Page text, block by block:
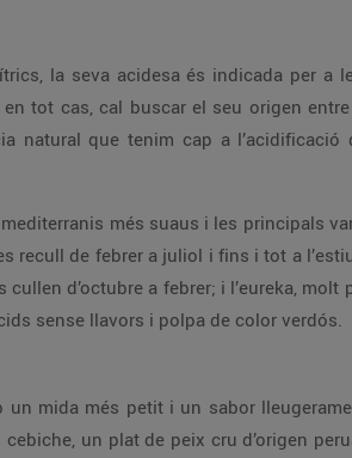
la seva acidesa és indicada per
tot cas, cal buscar el seu origen
natural que tenim cap a
més suaus i les principals
recull de febrer a juliol i fins i tot a
cullen d’octubre a febrer; i l’eureka,
sense llavors i polpa de color verdós.
mida més petit i un sabor
un plat de peix cru d’origen